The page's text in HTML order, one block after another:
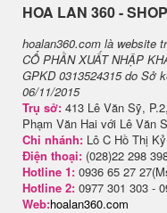
H​OA LAN 360 -
hoalan360.com là website
CỔ PHẦN XUẤT NHẬP
GPKD 0313524315 do Sở
06/11/2015
Trụ sở: 413 Lê Văn Sỹ,
Phạm Văn Hai với Lê Văn
Chi nhánh: Lô C Hồ Thị
Điện thoại: (028)22 298
Hotline 1: 0936 65 27
Hotline 2: 0977 301 303 -
Web:hoalan360.com